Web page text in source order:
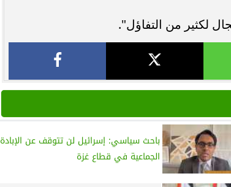
لكثير من التفاؤل".
باحث سياسي: إسرائيل لن تتوقف عن الإبادة
الجماعية في قطاع غزة